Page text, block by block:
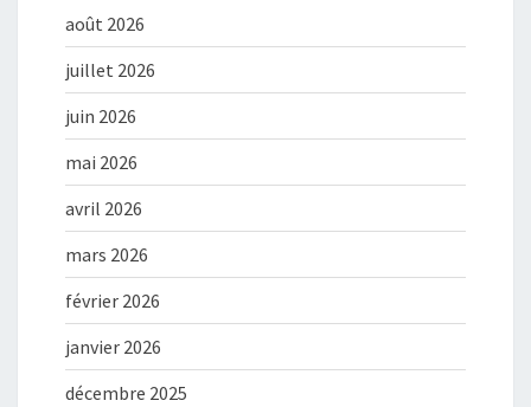
août 2026
juillet 2026
juin 2026
mai 2026
avril 2026
mars 2026
février 2026
janvier 2026
décembre 2025